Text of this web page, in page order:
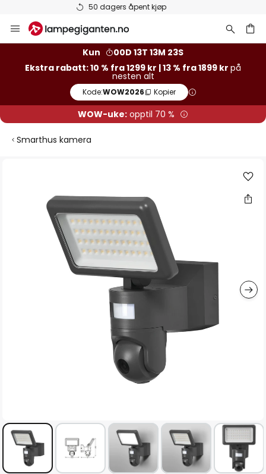
Varer på lager sendes raskt
Hopp
til
Kun
00D 13T 13M 22S
Ekstra rabatt: 10 % fra 1299 kr | 13 % fra 1899 kr på
nesten alt
Kode:WOW2026 Kopier
WOW-uke: opptil 70 %
Smarthus kamera
bildegalleri